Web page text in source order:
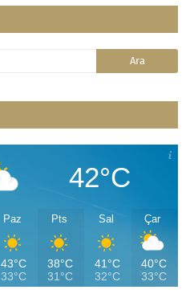
42°C
Paz
43°C
33°C
Pts
38°C
31°C
Sal
41°C
32°C
Çar
40°C
33°C